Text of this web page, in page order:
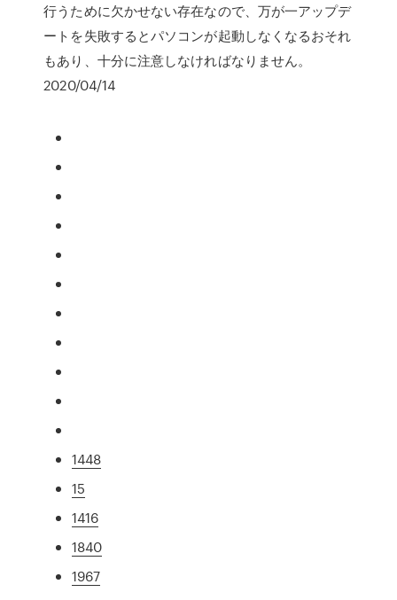
行うために欠かせない存在なので、万が一アップデ
ートを失敗するとパソコンが起動しなくなるおそれ
もあり、十分に注意しなければなりません。
2020/04/14
1448
15
1416
1840
1967